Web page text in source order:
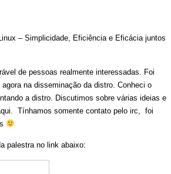
– Simplicidade, Eficiência e Eficácia juntos
de pessoas realmente interessadas. Foi
na disseminação da distro. Conheci o
a distro. Discutimos sobre várias ideias e
Tínhamos somente contato pelo irc, foi
palestra no link abaixo: